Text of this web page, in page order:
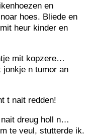
en
hoes. Bliede en
heur kinder en
mit kopzere…
jonkje n tumor an
t nait redden!
dreug holl n…
te veul, stutterde ik.